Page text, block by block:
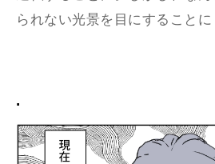
られない光景を目にすることに
.